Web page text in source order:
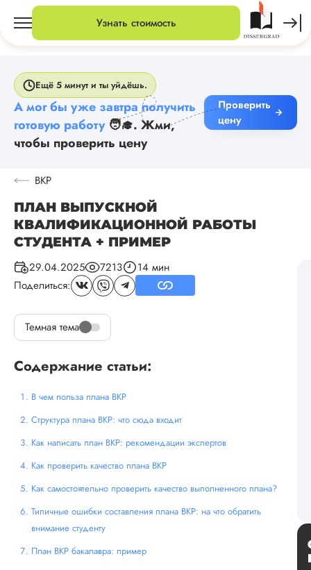
Узнать стоимость
Ещё 5 минут и ты уйдёшь.
А мог бы уже завтра получить
готовую работу🧑‍🎓. Жми,
чтобы проверить цену
Проверить
цену
ВКР
ПЛАН ВЫПУСКНОЙ
КВАЛИФИКАЦИОННОЙ РАБОТЫ
СТУДЕНТА + ПРИМЕР
29.04.2025 7213
14 мин
Поделиться:
Темная тема
Содержание статьи:
В чем польза плана ВКР
Структура плана ВКР: что сюда входит
Как написать план ВКР: рекомендации экспертов
Как проверить качество плана ВКР
Как самостоятельно проверить качество выполненного плана?
Типичные ошибки составления плана ВКР: на что обратить
внимание студенту
План ВКР бакалавра: пример